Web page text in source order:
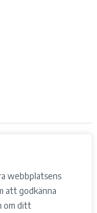
webbplatsens
att godkänna
om ditt